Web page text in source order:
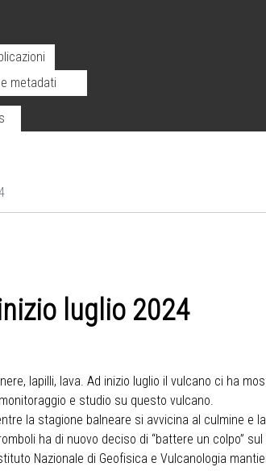
metadati
luglio 2024
lapilli, lava. Ad inizio luglio il vulcano ci ha
e studio su questo vulcano.
la stagione balneare si avvicina al culmine e
ha di nuovo deciso di “battere un colpo”
Nazionale di Geofisica e Vulcanologia